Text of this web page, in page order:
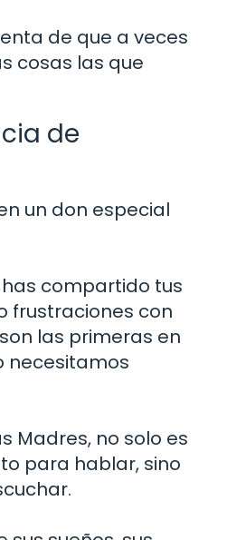
de que a veces
cosas las que
de
un don especial
compartido tus
frustraciones con
las primeras en
necesitamos
Madres, no solo es
para hablar, sino